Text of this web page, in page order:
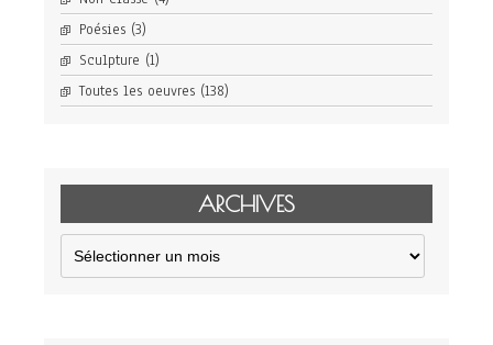
Poésies (3)
Sculpture (1)
Toutes les oeuvres (138)
ARCHIVES
Archives